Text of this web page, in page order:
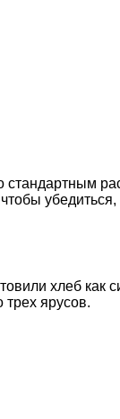
стандартным
хлеб как
трех ярусов.